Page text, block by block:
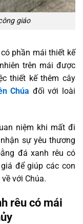
giáo
phần mái thiết kế
trên mái được
thiết kế thêm cây
Chúa đối với loài
niệm khi mất đi
sự yêu thương
đá xanh rêu có
để giúp các con
với Chúa.
rêu có mái